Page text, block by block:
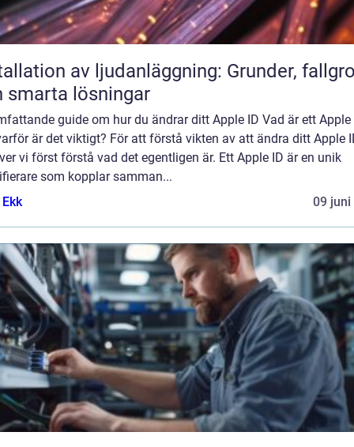
av ljudanläggning: Grunder,
smarta lösningar
guide om hur du ändrar ditt Apple ID Vad är ett Apple
är det viktigt? För att förstå vikten av att ändra ditt Apple
vi först förstå vad det egentligen är. Ett Apple ID är en unik
som kopplar samman...
09 juni